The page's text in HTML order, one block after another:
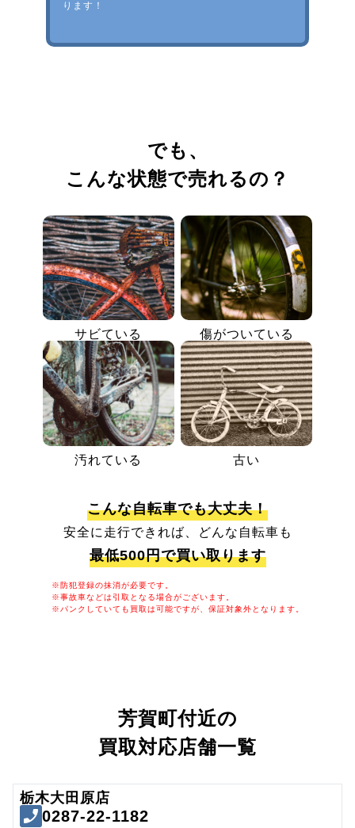
ります！
でも、
こんな状態で売れるの？
サビている 傷がついている
汚れている 古い
こんな自転車でも大丈夫！
安全に走行できれば、どんな自転車も
最低500円で買い取ります
※防犯登録の抹消が必要です。
※事故車などは引取となる場合がございます。
※パンクしていても買取は可能ですが、保証対象外となります。
芳賀町付近の
買取対応店舗一覧
栃木大田原店
0287-22-1182